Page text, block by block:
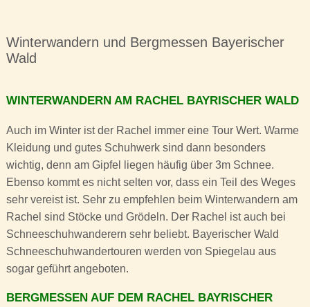
Winterwandern und Bergmessen Bayerischer
Wald
WINTERWANDERN AM RACHEL BAYRISCHER WALD
Auch im Winter ist der Rachel immer eine Tour Wert. Warme
Kleidung und gutes Schuhwerk sind dann besonders
wichtig, denn am Gipfel liegen häufig über 3m Schnee.
Ebenso kommt es nicht selten vor, dass ein Teil des Weges
sehr vereist ist. Sehr zu empfehlen beim Winterwandern am
Rachel sind Stöcke und Grödeln. Der Rachel ist auch bei
Schneeschuhwanderern sehr beliebt. Bayerischer Wald
Schneeschuhwandertouren werden von Spiegelau aus
sogar geführt angeboten.
BERGMESSEN AUF DEM RACHEL BAYRISCHER